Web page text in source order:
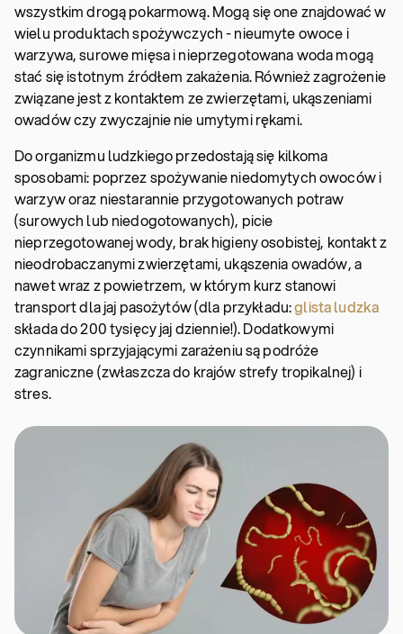
wszystkim drogą pokarmową. Mogą się one znajdować w
wielu produktach spożywczych - nieumyte owoce i
warzywa, surowe mięsa i nieprzegotowana woda mogą
stać się istotnym źródłem zakażenia. Również zagrożenie
związane jest z kontaktem ze zwierzętami, ukąszeniami
owadów czy zwyczajnie nie umytymi rękami.
Do organizmu ludzkiego przedostają się kilkoma
sposobami: poprzez spożywanie niedomytych owoców i
warzyw oraz niestarannie przygotowanych potraw
(surowych lub niedogotowanych), picie
nieprzegotowanej wody, brak higieny osobistej, kontakt z
nieodrobaczanymi zwierzętami, ukąszenia owadów, a
nawet wraz z powietrzem, w którym kurz stanowi
transport dla jaj pasożytów (dla przykładu:glista ludzka
składa do 200 tysięcy jaj dziennie!). Dodatkowymi
czynnikami sprzyjającymi zarażeniu są podróże
zagraniczne (zwłaszcza do krajów strefy tropikalnej) i
stres.